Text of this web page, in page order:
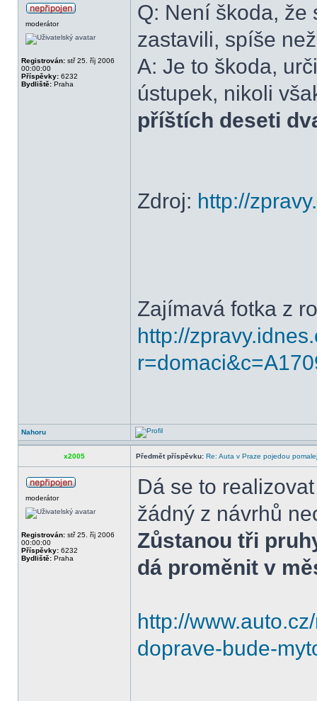
moderátor
Registrován: stř 25. říj 2006
00:00:00
Příspěvky: 6232
Bydliště: Praha
Q: Není škoda, že
zastavili, spíše
A: Je to škoda,
ústupek, nikoli
příštích deseti
Zdroj: http://
Zajímavá fotka z
http://
Nahoru
x2005 Předmět příspěvku: Re: Auta v Praze pojedou
moderátor
Registrován: stř 25. říj 2006
00:00:00
Příspěvky: 6232
Bydliště: Praha
Dá se to
žádný z návrhů
Zůstanou tři
dá proměnit v
http://
doprave-bude-